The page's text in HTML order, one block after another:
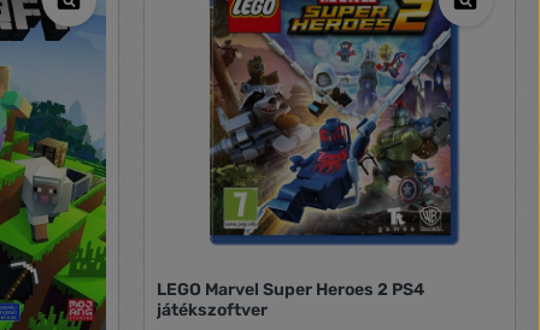
LEGO Marvel Super Heroes 2 PS4
játékszoftver